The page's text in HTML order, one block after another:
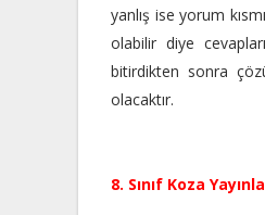
yanlış ise yorum
olabilir diye
bitirdikten sonra
olacaktır.
8. Sınıf Koza